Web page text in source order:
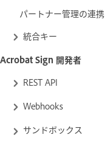
パートナー管理の連携
統合キー
Acrobat Sign 開発者
REST API
Webhooks
サンドボックス